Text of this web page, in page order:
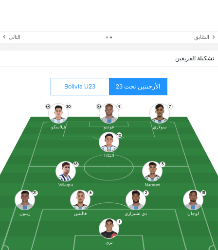
تشكيلة الفريقين
الأرجنتين تحت 23 Bolivia U23
1
بري
15
لوجان
2
دي تشيزاري
6
فالنتين
21
زينون
5
Nardoni
18
Villagra
10
ألمادا
7
سولاري
9
غوندو
20
فيلاسكو
السّابق التالي